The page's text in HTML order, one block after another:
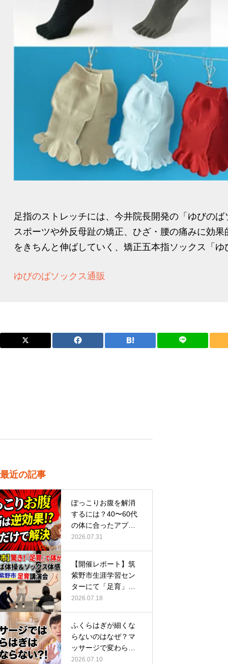
足指のストレッチには、今井院長開発の「ゆびの
スポーツや外反母趾の矯正、ひざ・腰の痛みに効
をきちんと伸ばしていく、矯正五本指ソックス「
ゆびのばソックス通販
最近の記事
ぽっこりお腹を解消
するには？40〜60代
の体に合ったアプロ
ーチ
2026.07.31
【開催レポート】筑
紫野市生涯学習セン
ターにて「足育」講
演会に登壇し…
2026.07.18
ふくらはぎが細くな
らないのはなぜ？マ
ッサージで変わらな
い根本原因
2026.07.10